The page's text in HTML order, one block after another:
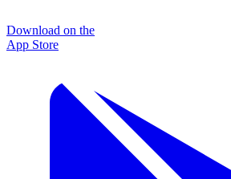
Download on the
App Store